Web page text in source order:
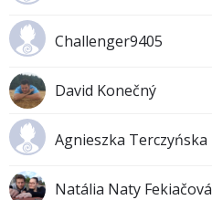
Challenger9405
David Konečný
Agnieszka Terczyńska
Natália Naty Fekiačová